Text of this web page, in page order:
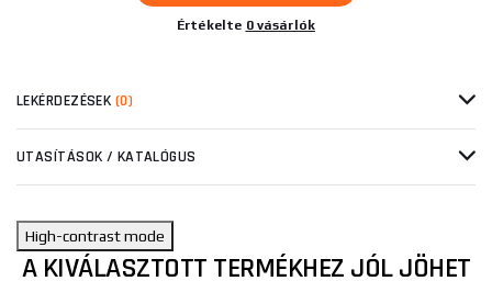
Értékelte 0 vásárlók
LEKÉRDEZÉSEK (0)
UTASÍTÁSOK / KATALÓGUS
High-contrast mode
A KIVÁLASZTOTT TERMÉKHEZ JÓL JÖHET